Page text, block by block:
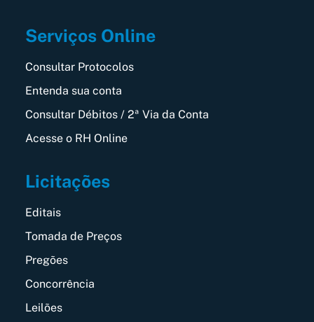
Serviços Online
Consultar Protocolos
Entenda sua conta
Consultar Débitos / 2ª Via da Conta
Acesse o RH Online
Licitações
Editais
Tomada de Preços
Pregões
Concorrência
Leilões